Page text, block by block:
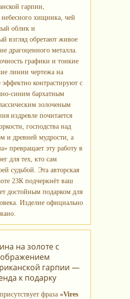
гарпии,
хищника, чей
облик и
взгляд обретают живое
драгоценного металла.
графики и тонкие
линии чертежа на
эффектно контрастируют с
синим бархатным
золоченым
издревле почитается
господства над
и древней мудрости, а
превращает эту работу в
для тех, кто сам
судьбой. Эта авторская
23К подчеркнёт ваш
достойным подарком для
Изделие официально
на золоте с
гарпии —
к подарку
фраза «Vires